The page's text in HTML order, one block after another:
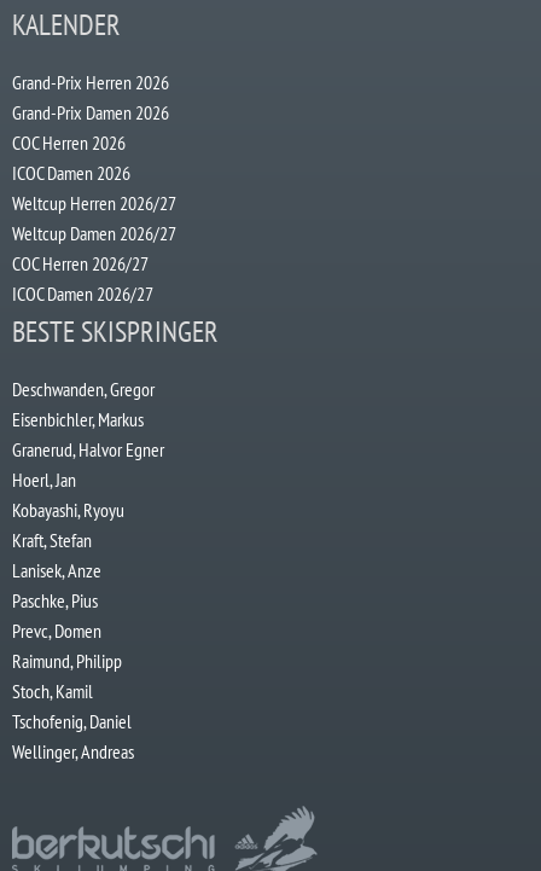
KALENDER
Grand-Prix Herren 2026
Grand-Prix Damen 2026
COC Herren 2026
ICOC Damen 2026
Weltcup Herren 2026/27
Weltcup Damen 2026/27
COC Herren 2026/27
ICOC Damen 2026/27
BESTE SKISPRINGER
Deschwanden, Gregor
Eisenbichler, Markus
Granerud, Halvor Egner
Hoerl, Jan
Kobayashi, Ryoyu
Kraft, Stefan
Lanisek, Anze
Paschke, Pius
Prevc, Domen
Raimund, Philipp
Stoch, Kamil
Tschofenig, Daniel
Wellinger, Andreas